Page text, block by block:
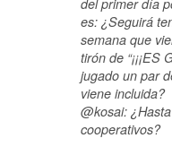
del primer día
es: ¿Seguirá
semana que
tirón de
jugado un par
viene incluida?
@kosai:
cooperativos?